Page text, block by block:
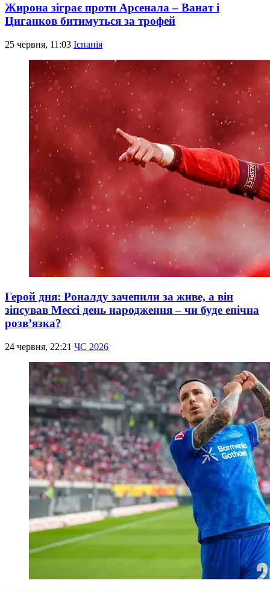
Жирона зіграє проти Арсенала – Ванат і
Циганков битимуться за трофей
25 червня, 11:03 Іспанія
Герой дня: Роналду зачепили за живе, а він
зіпсував Мессі день народження – чи буде епічна
розв’язка?
24 червня, 22:21 ЧС 2026